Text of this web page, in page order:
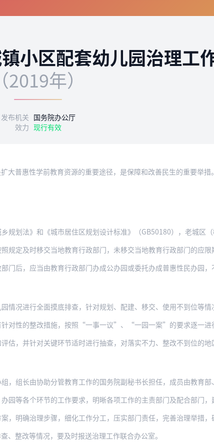
小区配套幼儿园治理工
（2019年）
发布机关 国务院办公厅
效力 现行有效
《城市居住区规划设计标准》（GB50180），老城区（棚户区）改造、新城
当地教育行政部门，未移交当地教育行政部门的应限期完成移交，对已挪作他用
教育行政部门办成公办园或委托办成普惠性民办园，不得办成营利性幼儿园。办
摸底排查，针对规划、配建、移交、使用不到位等情况，分别列出清单、建立
施，按照“一事一议”、“一园一案”的要求逐一进行整改。对于已经建成、需
估，并针对关键环节适时进行抽查，对落实不力、整改不到位的地
管教育工作的国务院副秘书长担任，成员由教育部、住房城乡建设部、发展改革
工作要求，明晰各项工作的主责部门及配合部门，建立联审联管机制，切实把摸
骤，细化工作分工，压实部门责任，完善治理举措，确保治理工作如期完成。要
、整改等情况，要及时报送治理工作联合办公室。